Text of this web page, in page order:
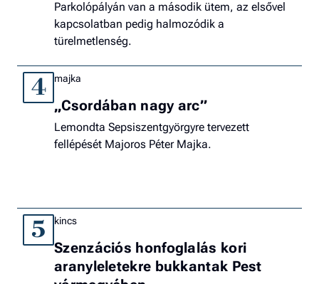
Parkolópályán van a második ütem, az elsővel
kapcsolatban pedig halmozódik a
türelmetlenség.
4 majka
„Csordában nagy arc”
Lemondta Sepsiszentgyörgyre tervezett
fellépését Majoros Péter Majka.
5 kincs
Szenzációs honfoglalás kori
aranyleletekre bukkantak Pest